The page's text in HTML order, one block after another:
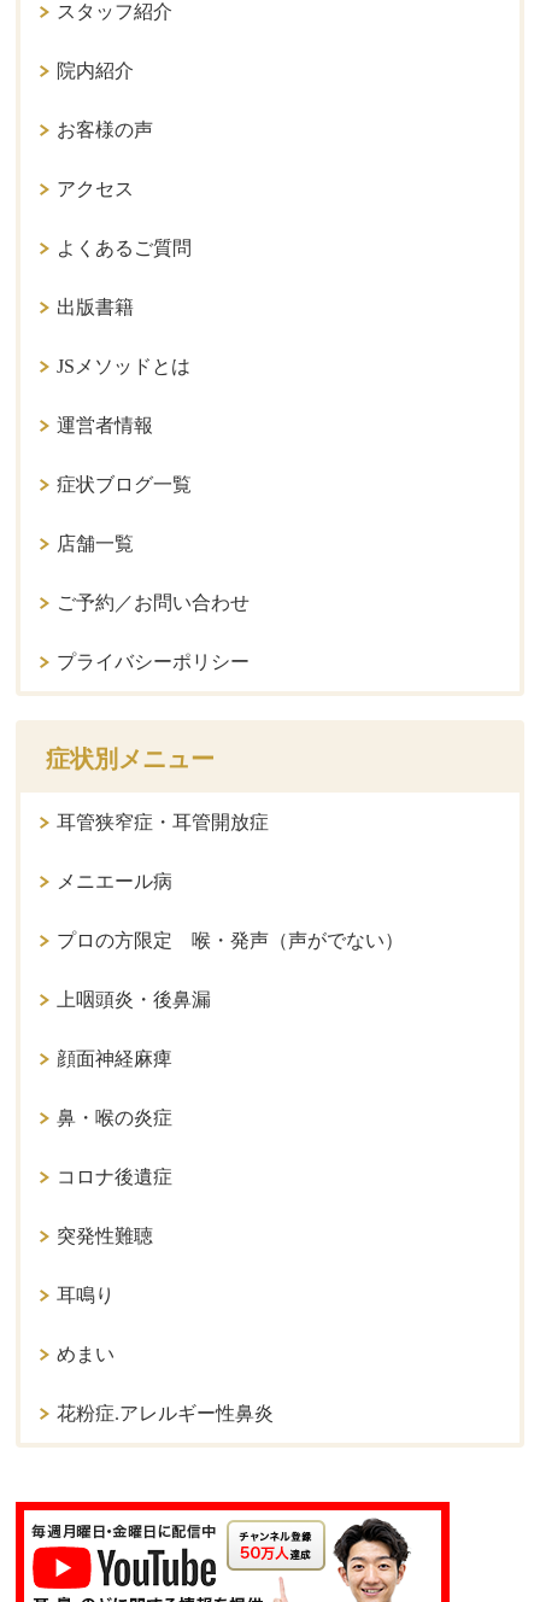
スタッフ紹介
院内紹介
お客様の声
アクセス
よくあるご質問
出版書籍
JSメソッドとは
運営者情報
症状ブログ一覧
店舗一覧
ご予約／お問い合わせ
プライバシーポリシー
症状別メニュー
耳管狭窄症・耳管開放症
メニエール病
プロの方限定 喉・発声（声がでない）
上咽頭炎・後鼻漏
顔面神経麻痺
鼻・喉の炎症
コロナ後遺症
突発性難聴
耳鳴り
めまい
花粉症.アレルギー性鼻炎